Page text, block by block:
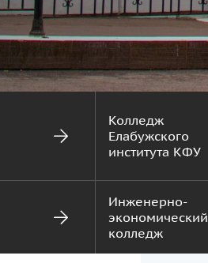
Колледж
Елабужского
института КФУ
Инженерно-
экономический
колледж